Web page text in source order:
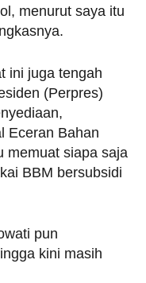
menurut saya itu
ini juga tengah
(Perpres)
Eceran Bahan
memuat siapa saja
BBM bersubsidi
pun
kini masih